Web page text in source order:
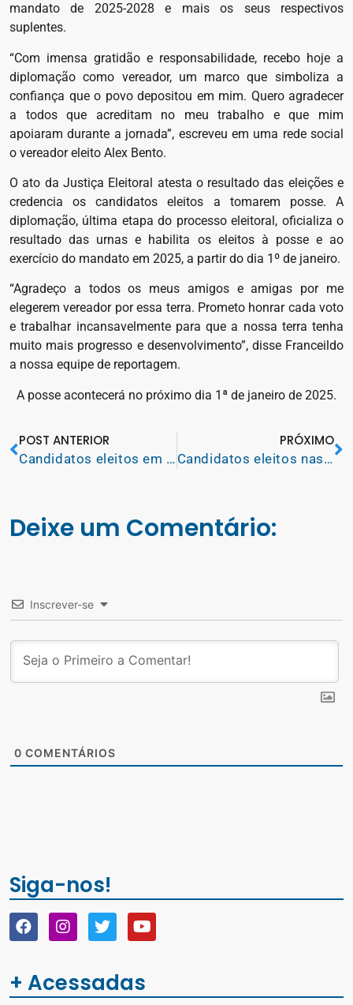
mandato de 2025-2028 e mais os seus respectivos
suplentes.
“Com imensa gratidão e responsabilidade, recebo hoje a
diplomação como vereador, um marco que simboliza a
confiança que o povo depositou em mim. Quero agradecer
a todos que acreditam no meu trabalho e que mim
apoiaram durante a jornada”, escreveu em uma rede social
o vereador eleito Alex Bento.
O ato da Justiça Eleitoral atesta o resultado das eleições e
credencia os candidatos eleitos a tomarem posse. A
diplomação, última etapa do processo eleitoral, oficializa o
resultado das urnas e habilita os eleitos à posse e ao
exercício do mandato em 2025, a partir do dia 1º de janeiro.
“Agradeço a todos os meus amigos e amigas por me
elegerem vereador por essa terra. Prometo honrar cada voto
e trabalhar incansavelmente para que a nossa terra tenha
muito mais progresso e desenvolvimento”, disse Franceildo
a nossa equipe de reportagem.
A posse acontecerá no próximo dia 1ª de janeiro de 2025.
POST ANTERIOR
Candidatos eleitos em 2024, foram diplomados em Colinas
PRÓXIMO
Candidatos eleitos nas últimas eleições tomam posse hoje em Colinas
Deixe um Comentário:
Inscrever-se
0 COMENTÁRIOS
Siga-nos!
+ Acessadas